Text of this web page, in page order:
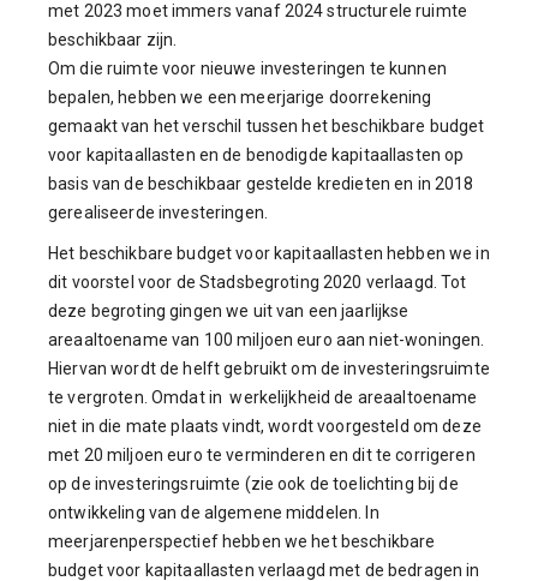
met 2023 moet immers vanaf 2024 structurele ruimte
beschikbaar zijn.
Om die ruimte voor nieuwe investeringen te kunnen
bepalen, hebben we een meerjarige doorrekening
gemaakt van het verschil tussen het beschikbare budget
voor kapitaallasten en de benodigde kapitaallasten op
basis van de beschikbaar gestelde kredieten en in 2018
gerealiseerde investeringen.
Het beschikbare budget voor kapitaallasten hebben we in
dit voorstel voor de Stadsbegroting 2020 verlaagd. Tot
deze begroting gingen we uit van een jaarlijkse
areaaltoename van 100 miljoen euro aan niet-woningen.
Hiervan wordt de helft gebruikt om de investeringsruimte
te vergroten. Omdat in werkelijkheid de areaaltoename
niet in die mate plaats vindt, wordt voorgesteld om deze
met 20 miljoen euro te verminderen en dit te corrigeren
op de investeringsruimte (zie ook de toelichting bij de
ontwikkeling van de algemene middelen. In
meerjarenperspectief hebben we het beschikbare
budget voor kapitaallasten verlaagd met de bedragen in